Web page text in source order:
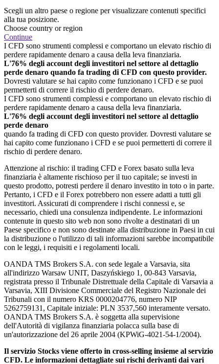
Scegli un altro paese o regione per visualizzare contenuti specifici
alla tua posizione.
Choose country or region
Continue
I CFD sono strumenti complessi e comportano un elevato rischio di
perdere rapidamente denaro a causa della leva finanziaria.
L'76% degli account degli investitori nel settore al dettaglio
perde denaro quando fa trading di CFD con questo provider.
Dovresti valutare se hai capito come funzionano i CFD e se puoi
permetterti di correre il rischio di perdere denaro.
I CFD sono strumenti complessi e comportano un elevato rischio di
perdere rapidamente denaro a causa della leva finanziaria.
L'76% degli account degli investitori nel settore al dettaglio
perde denaro
quando fa trading di CFD con questo provider. Dovresti valutare se
hai capito come funzionano i CFD e se puoi permetterti di correre il
rischio di perdere denaro.
Attenzione al rischio: il trading CFD e Forex basato sulla leva
finanziaria è altamente rischioso per il tuo capitale; se investi in
questo prodotto, potresti perdere il denaro investito in toto o in parte.
Pertanto, i CFD e il Forex potrebbero non essere adatti a tutti gli
investitori. Assicurati di comprendere i rischi connessi e, se
necessario, chiedi una consulenza indipendente. Le informazioni
contenute in questo sito web non sono rivolte a destinatari di un
Paese specifico e non sono destinate alla distribuzione in Paesi in cui
la distribuzione o l'utilizzo di tali informazioni sarebbe incompatibile
con le leggi, i requisiti e i regolamenti locali.
OANDA TMS Brokers S.A. con sede legale a Varsavia, sita
all'indirizzo Warsaw UNIT, Daszyńskiego 1, 00-843 Varsavia,
registrata presso il Tribunale Distrettuale della Capitale di Varsavia a
Varsavia, XIII Divisione Commerciale del Registro Nazionale dei
Tribunali con il numero KRS 0000204776, numero NIP
5262759131, Capitale iniziale: PLN 3537,560 interamente versato.
OANDA TMS Brokers S.A. è soggetta alla supervisione
dell'Autorità di vigilanza finanziaria polacca sulla base di
un'autorizzazione del 26 aprile 2004 (KPWiG-4021-54-1/2004).
Il servizio Stocks viene offerto in cross-selling insieme al servizio
CFD. Le informazioni dettagliate sui rischi derivanti dai vari